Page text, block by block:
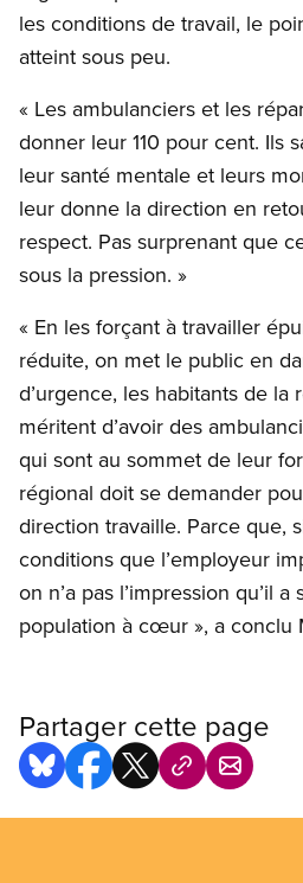
les conditions de travail, le
atteint sous peu.
« Les ambulanciers et les
donner leur 110 pour cent. Ils
leur santé mentale et leurs
leur donne la direction en
respect. Pas surprenant que
sous la pression. »
« En les forçant à travailler
réduite, on met le public en
d’urgence, les habitants de la
méritent d’avoir des
qui sont au sommet de leur
régional doit se demander
direction travaille. Parce que,
conditions que l’employeur
on n’a pas l’impression qu’il
population à cœur », a conclu
Partager cette page